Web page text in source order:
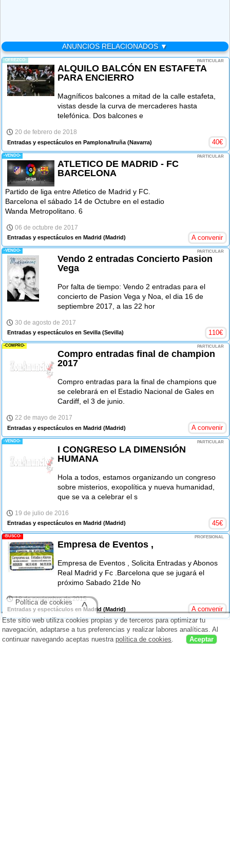
ANUNCIOS RELACIONADOS ▼
-OFREZCO- PARTICULAR
ALQUILO BALCÓN EN ESTAFETA
PARA ENCIERRO
Magníficos balcones a mitad de la calle estafeta,
vistas desde la curva de mercaderes hasta
telefónica. Dos balcones e
20 de febrero de 2018
Entradas y espectáculos en Pamplona/Iruña (Navarra) 40€
-VENDO- PARTICULAR
ATLETICO DE MADRID - FC
BARCELONA
Partido de liga entre Atletico de Madrid y FC.
Barcelona el sábado 14 de Octubre en el estadio
Wanda Metropolitano. 6
06 de octubre de 2017
Entradas y espectáculos en Madrid (Madrid) A convenir
-VENDO- PARTICULAR
Vendo 2 entradas Concierto Pasion
Vega
Por falta de tiempo: Vendo 2 entradas para el
concierto de Pasion Vega y Noa, el dia 16 de
septiembre 2017, a las 22 hor
30 de agosto de 2017
Entradas y espectáculos en Sevilla (Sevilla) 110€
-COMPRO- PARTICULAR
Compro entradas final de champion
2017
Compro entradas para la final de champions que
se celebrará en el Estadio Nacional de Gales en
Cardiff, el 3 de junio.
22 de mayo de 2017
Entradas y espectáculos en Madrid (Madrid) A convenir
-VENDO- PARTICULAR
I CONGRESO LA DIMENSIÓN
HUMANA
Hola a todos, estamos organizando un congreso
sobre misterios, exopolítica y nueva humanidad,
que se va a celebrar el s
19 de julio de 2016
Entradas y espectáculos en Madrid (Madrid) 45€
-BUSCO- PROFESIONAL
Empresa de Eventos ,
Empresa de Eventos , Solicita Entradas y Abonos
Real Madrid y Fc .Barcelona que se jugará el
próximo Sabado 21de No
18 de noviembre de 2015
Entradas y espectáculos en Madrid (Madrid)
A convenir
Este sitio web utiliza cookies propias y de terceros para optimizar tu
navegación, adaptarse a tus preferencias y realizar labores analíticas. Al
continuar navegando aceptas nuestrapolítica de cookies. Aceptar
Política de cookies ^